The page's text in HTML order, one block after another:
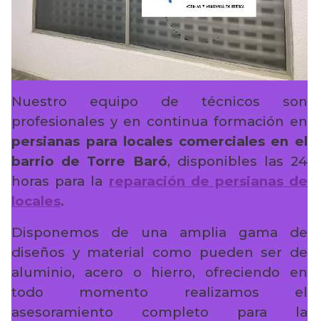
Nuestro equipo de técnicos son
profesionales y en continua formación en
persianas para locales comerciales en el
barrio de Torre Baró, disponibles las 24
horas para la reparación de persianas de
locales.
Disponemos de una amplia gama de
diseños y material como pueden ser de
aluminio, acero o hierro, ofreciendo en
todo momento realizamos el
asesoramiento completo para la